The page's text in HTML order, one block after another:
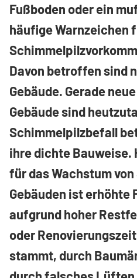
Fußboden oder ein
häufige Warnzeichen
Davon betroffen sind
Gebäude. Gerade
Gebäude sind
Schimmelpilzbefall
ihre dichte Bauweise.
für das Wachstum
Gebäuden ist erhöhte
aufgrund hoher
oder
stammt, durch